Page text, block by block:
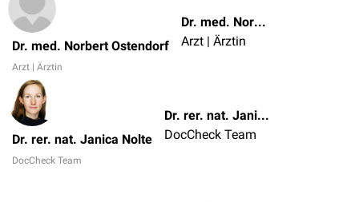
Dr. med. Norbert Ostendorf
Arzt | Ärztin
Dr. med. Norbert Ostendorf
Arzt | Ärztin
Dr. rer. nat. Janica Nolte
DocCheck Team
Dr. rer. nat. Janica Nolte
DocCheck Team